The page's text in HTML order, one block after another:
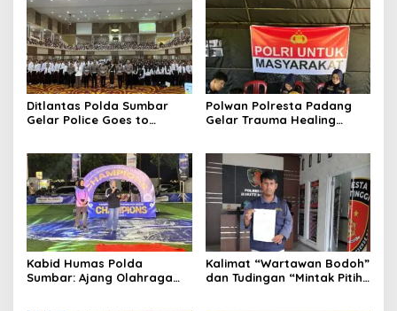
Ditlantas Polda Sumbar
Gelar Police Goes to
Tertib Berlalu Lintas
Polwan Polresta Padang
Gelar Trauma Healing
Kabid Humas Polda
Sumbar: Ajang Olahraga
Kalimat “Wartawan Bodoh”
dan Tudingan “Mintak Pitih”